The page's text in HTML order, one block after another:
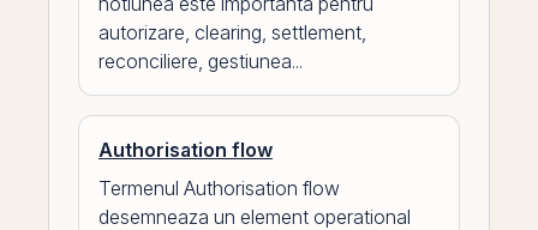
autorizare, clearing, settlement,
reconciliere, gestiunea...
Authorisation flow
Termenul Authorisation flow
desemneaza un element operational